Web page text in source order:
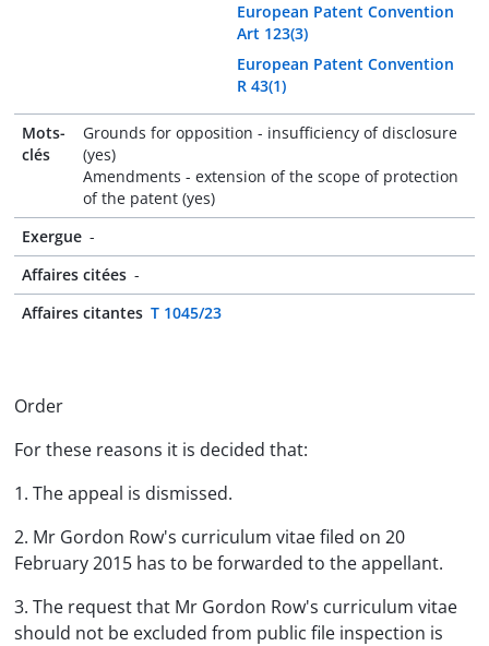
European Patent Convention
Art 123(3)
European Patent Convention
R 43(1)
Mots-
clés
Grounds for opposition - insufficiency of disclosure
(yes)
Amendments - extension of the scope of protection
of the patent (yes)
Exergue -
Affaires citées -
Affaires citantes T 1045/23
Order
For these reasons it is decided that:
1. The appeal is dismissed.
2. Mr Gordon Row's curriculum vitae filed on 20
February 2015 has to be forwarded to the appellant.
3. The request that Mr Gordon Row's curriculum vitae
should not be excluded from public file inspection is